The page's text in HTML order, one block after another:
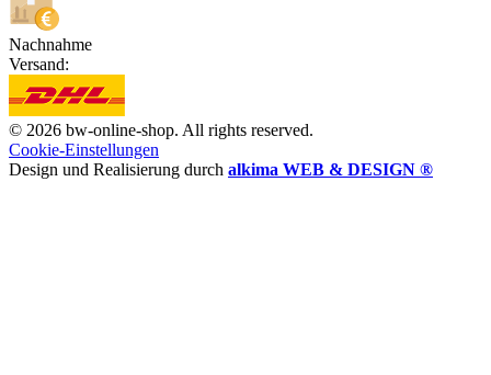
Nachnahme
Versand:
© 2026 bw-online-shop. All rights reserved.
Cookie-Einstellungen
Design und Realisierung durch alkima WEB & DESIGN ®